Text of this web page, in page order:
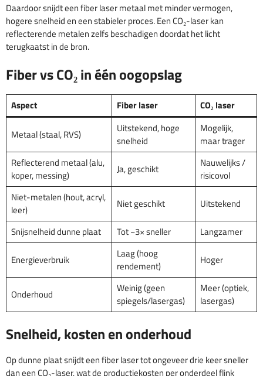
Daardoor snijdt een fiber laser metaal met minder vermogen,
hogere snelheid en een stabieler proces. Een CO₂-laser kan
reflecterende metalen zelfs beschadigen doordat het licht
terugkaatst in de bron.
Fiber vs CO₂ in één oogopslag
Aspect Fiber laser CO₂ laser
Metaal (staal, RVS)
Uitstekend, hoge
snelheid
Mogelijk,
maar trager
Reflecterend metaal (alu,
koper, messing)
Ja, geschikt
Nauwelijks /
risicovol
Niet-metalen (hout, acryl,
leer)
Niet geschikt Uitstekend
Snijsnelheid dunne plaat Tot ~3× sneller Langzamer
Energieverbruik
Laag (hoog
rendement)
Hoger
Onderhoud
Weinig (geen
spiegels/lasergas)
Meer (optiek,
lasergas)
Snelheid, kosten en onderhoud
Op dunne plaat snijdt een fiber laser tot ongeveer drie keer sneller
dan een CO₂-laser, wat de productiekosten per onderdeel flink